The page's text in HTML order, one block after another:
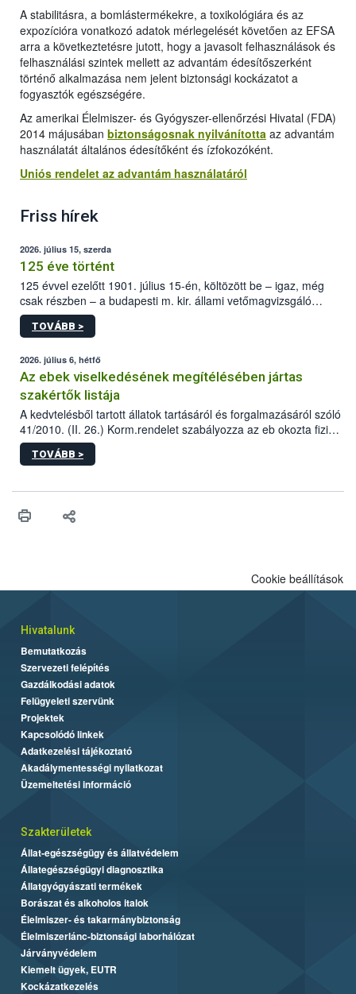
A stabilitásra, a bomlástermékekre, a toxikológiára és az
expozícióra vonatkozó adatok mérlegelését követően az EFSA
arra a következtetésre jutott, hogy a javasolt felhasználások és
felhasználási szintek mellett az advantám édesítőszerként
történő alkalmazása nem jelent biztonsági kockázatot a
fogyasztók egészségére.
Az amerikai Élelmiszer- és Gyógyszer-ellenőrzési Hivatal (FDA)
2014 májusában biztonságosnak nyilvánította az advantám
használatát általános édesítőként és ízfokozóként.
Uniós rendelet az advantám használatáról
Friss hírek
2026. július 15, szerda
125 éve történt
125 évvel ezelőtt 1901. július 15-én, költözött be – igaz, még
csak részben – a budapesti m. kir. állami vetőmagvizsgáló
állomás a Kis Rókus utca 15. szám alatti, Czigler Győző által
tervezett új épületébe.
TOVÁBB >
2026. július 6, hétfő
Az ebek viselkedésének megítélésében jártas
szakértők listája
A kedvtelésből tartott állatok tartásáról és forgalmazásáról szóló
41/2010. (II. 26.) Korm.rendelet szabályozza az eb okozta fizikai
sérülés, illetve ennek veszélye keletkezésekor felmerülő
hatósági feladatokat, valamint a veszélyes eb tartását és annak
vonni az ebek viselkedésének megítélésében jártas szakértőt.
TOVÁBB >
Cookie beállítások
Hivatalunk
Bemutatkozás
Szervezeti felépítés
Gazdálkodási adatok
Felügyeleti szervünk
Projektek
Kapcsolódó linkek
Adatkezelési tájékoztató
Akadálymentességi nyilatkozat
Üzemeltetési információ
Szakterületek
Állat-egészségügy és állatvédelem
Állategészségügyi diagnosztika
Állatgyógyászati termékek
Borászat és alkoholos italok
Élelmiszer- és takarmánybiztonság
Élelmiszerlánc-biztonsági laborhálózat
Járványvédelem
Kiemelt ügyek, EUTR
Kockázatkezelés